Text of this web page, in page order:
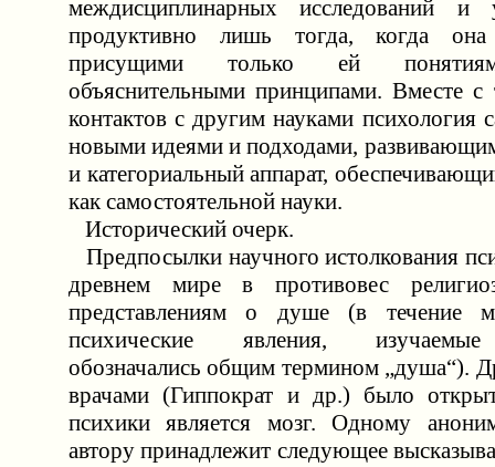
междисциплинарных исследований
продуктивно лишь тогда, когда
присущими только ей
объяснительными принципами. Вместе с
контактов с другим науками психология
новыми идеями и подходами,
и категориальный аппарат,
как самостоятельной науки.
Исторический очерк.
Предпосылки научного истолкования
древнем мире в противовес
представлениям о душе (в течение
психические явления, изучаемые
обозначались общим термином „душа“).
врачами (Гиппократ и др.) было
психики является мозг. Одному
автору принадлежит следующее